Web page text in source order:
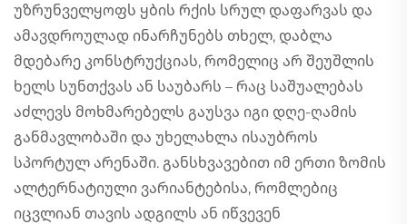
უზრუნველყოფს ყბის რქის სრულ დაფარვას და
ამავდროულად ინარჩუნებს თხელ, დაბლა
მდებარე კონსტრუქციას, რომელიც არ შეუშლის
ხელს სუნთქვას ან საუბარს – რაც საშუალებას
აძლევს მოხმარებელს გაუსვა იგი დღე-ღამის
განმავლობაში და უხელახლა ისაუბროს
სპორტულ არენაში. განსხვავებით იმ ერთი ზომის
ალტერნატიული ვარიანტებისა, რომლებიც
იცვლიან თავის ადგილს ან იწვევენ